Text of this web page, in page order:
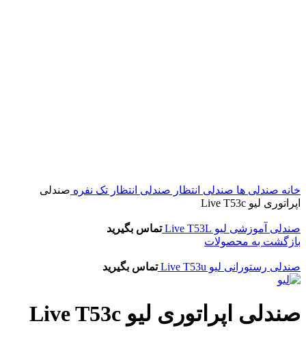
خانه صندلی ها صندلی انتظار صندلی انتظار تک نفره صندلی
اپراتوری لیو Live T53c
صندلی آموزشی لیو Live T53L
تماس بگیرید
بازگشت به محصولات
صندلی رستورانی لیو Live T53u تماس بگیرید
صندلی اپراتوری لیو Live T53c